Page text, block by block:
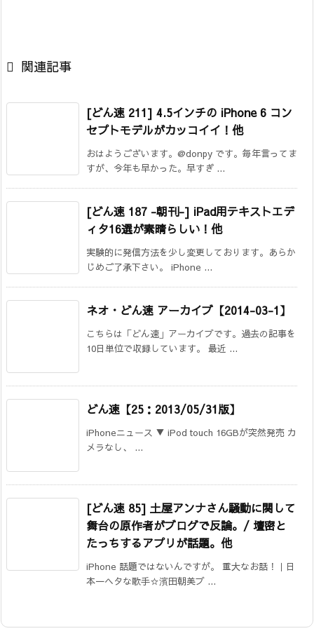
 関連記事
[どん速 211] 4.5インチの iPhone 6 コン
セプトモデルがカッコイイ！他
おはようございます。@donpy です。毎年言ってま
すが、今年も早かった。早すぎ ...
[どん速 187 -朝刊-] iPad用テキストエデ
ィタ16選が素晴らしい！他
実験的に発信方法を少し変更しております。あらか
じめご了承下さい。 iPhone ...
ネオ・どん速 アーカイブ【2014-03-1】
こちらは「どん速」アーカイブです。過去の記事を
10日単位で収録しています。 最近 ...
どん速【25：2013/05/31版】
iPhoneニュース ▼ iPod touch 16GBが突然発売 カ
メラなし、 ...
[どん速 85] 土屋アンナさん騒動に関して
舞台の原作者がブログで反論。/ 壇密と
たっちするアプリが話題。他
iPhone 話題ではないんですが。 重大なお話！｜日
本一ヘタな歌手☆濱田朝美ブ ...